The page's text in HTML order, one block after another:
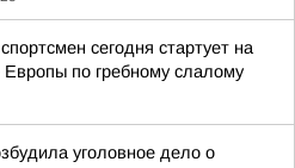
сегодня стартует на
Европы по гребному слалому
уголовное дело о